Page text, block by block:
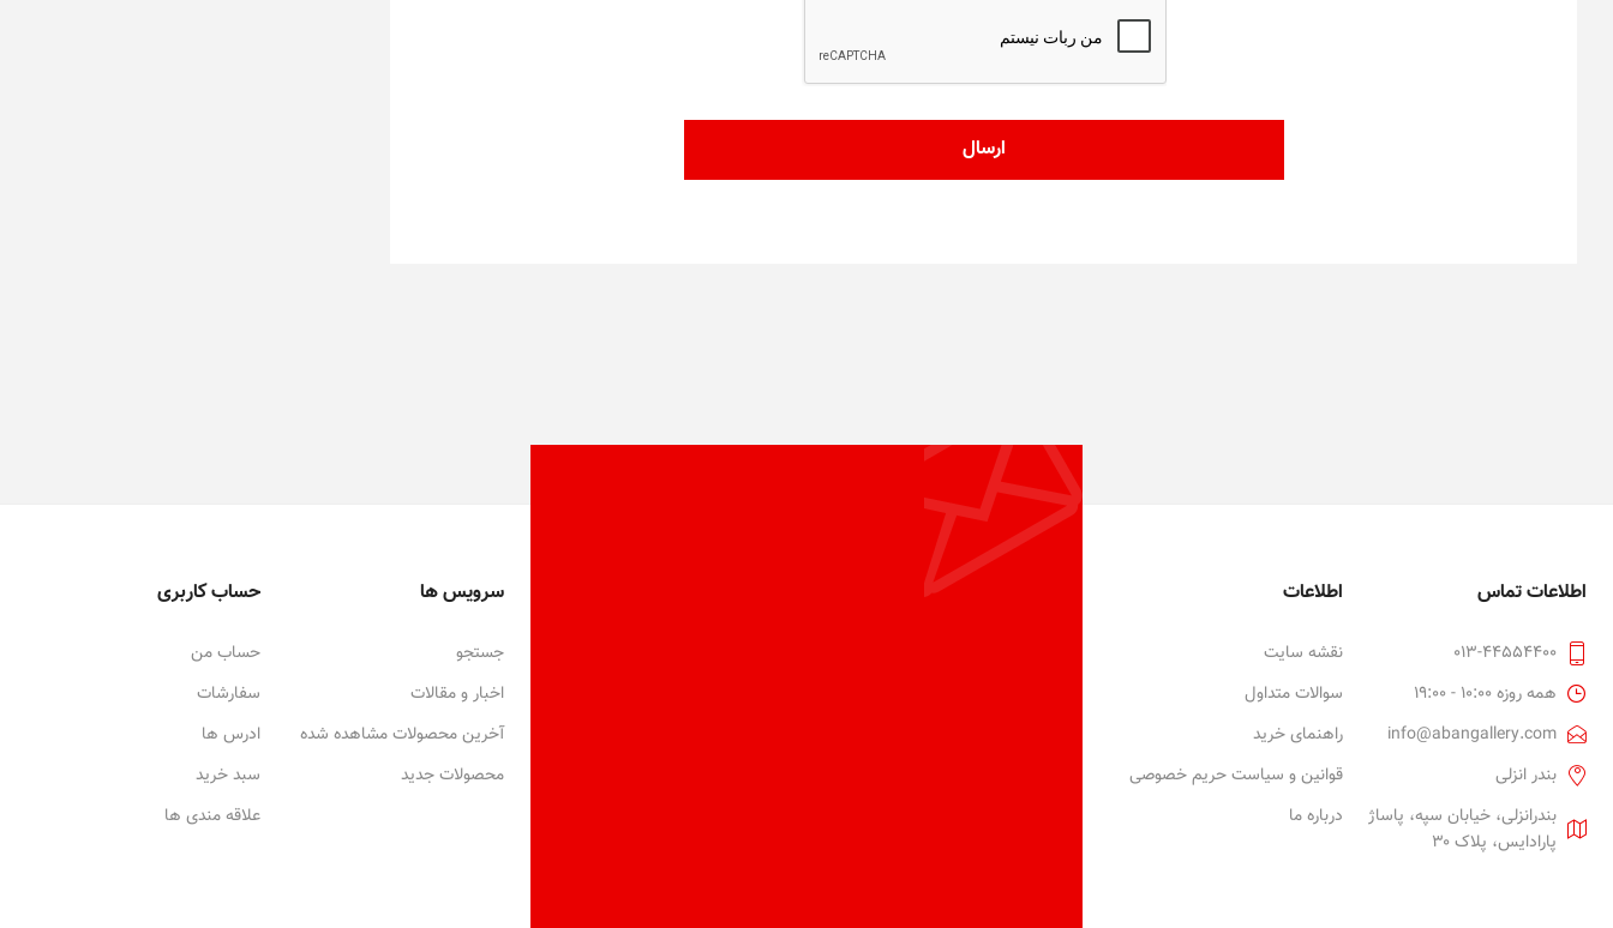
اطلاعات تماس
013-44554400
همه روزه 10:00 - 19:00
info@abangallery.com
بندر انزلی
بندرانزلی، خیابان سپه، پاساژ
پارادایس، پلاک ۳۰
اطلاعات
نقشه سایت
سوالات متداول
راهنمای خرید
قوانین و سیاست حریم خصوصی
درباره ما
سرویس ها
جستجو
اخبار و مقالات
آخرین محصولات مشاهده شده
محصولات جدید
حساب کاربری
حساب من
سفارشات
ادرس ها
سبد خرید
علاقه مندی ها